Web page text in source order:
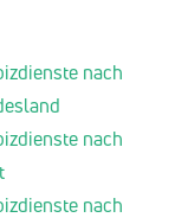
nach
nach
nach